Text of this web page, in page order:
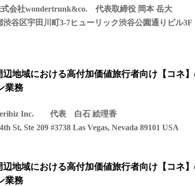
会社wondertrunk&co. 代表取締役 岡本 岳大
谷区宇田川町3-7ヒューリック渋谷公園通りビル3F
地域における高付加価値旅行者向け【コネ
業務
Inc. 代表 白石 絵理香
St, Ste 209 #3738 Las Vegas, Nevada 89101 USA
地域における高付加価値旅行者向け【コネ
業務